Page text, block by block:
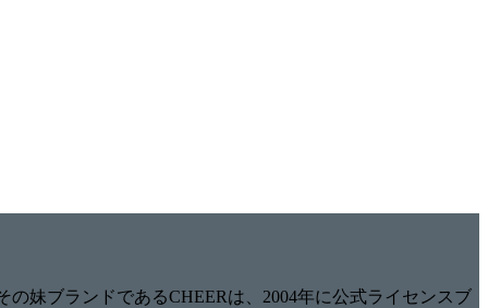
妹ブランドであるCHEERは、2004年に公式ライセンスブ